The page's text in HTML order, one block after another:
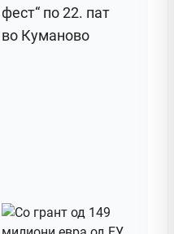
фест“ по 22. пат
во Куманово